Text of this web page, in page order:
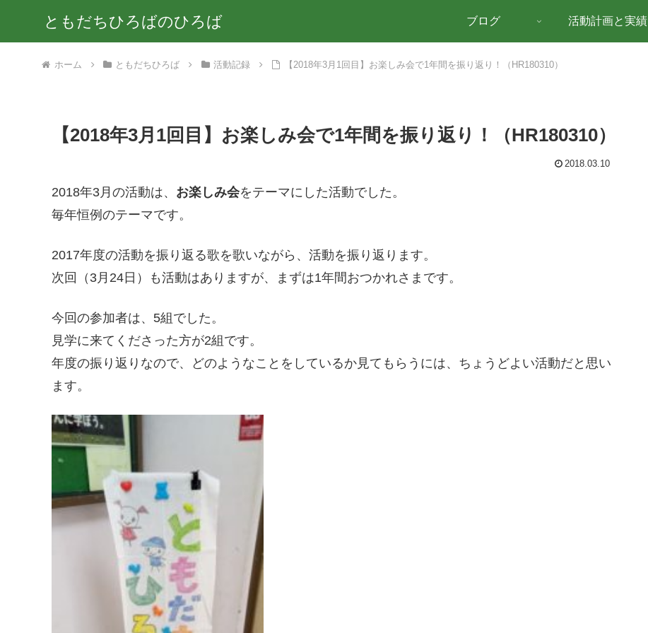
ともだちひろばのひろば ブログ 活動計画と実績
ホーム ともだちひろば 活動記録 【2018年3月1回目】お楽しみ会で1年間を振り返り！（HR180310）
【2018年3月1回目】お楽しみ会で1年間を振り返り！（HR180310）
2018.03.10
2018年3月の活動は、 お楽しみ会をテーマにした活動でした。
毎年恒例のテーマです。
2017年度の活動を振り返る歌を歌いながら、活動を振り返ります。
次回（3月24日）も活動はありますが、まずは1年間おつかれさまです。
今回の参加者は、5組でした。
見学に来てくださった方が2組です。
年度の振り返りなので、どのようなことをしているか見てもらうには、ちょうどよい活動だと思い
ます。